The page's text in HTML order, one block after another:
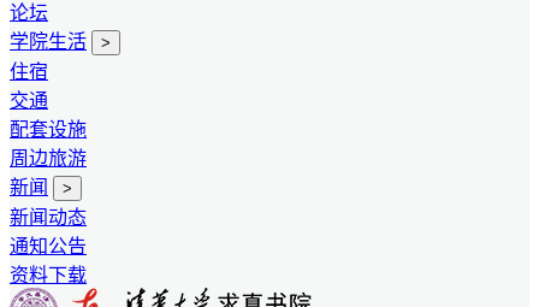
论坛
学院生活
>
住宿
交通
配套设施
周边旅游
新闻
>
新闻动态
通知公告
资料下载